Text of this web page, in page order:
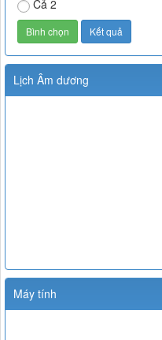
Cả 2
Lịch Âm dương
Máy tính